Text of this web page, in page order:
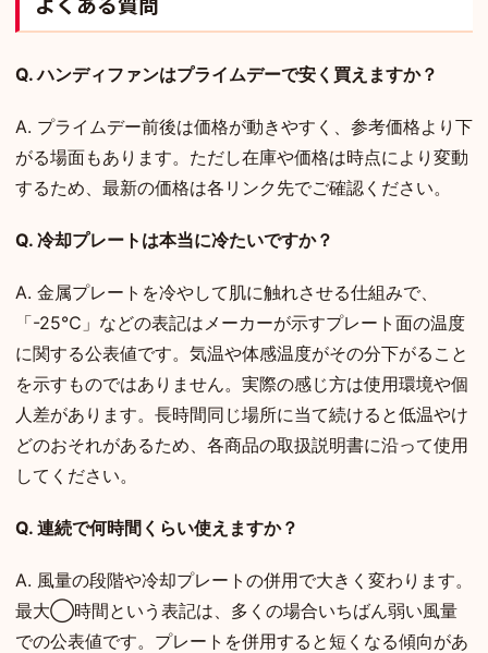
Q. ハンディファンはプライムデーで安く買えますか？
A. プライムデー前後は価格が動きやすく、参考価格より下
がる場面もあります。ただし在庫や価格は時点により変動
するため、最新の価格は各リンク先でご確認ください。
Q. 冷却プレートは本当に冷たいですか？
A. 金属プレートを冷やして肌に触れさせる仕組みで、
「-25℃」などの表記はメーカーが示すプレート面の温度
に関する公表値です。気温や体感温度がその分下がること
を示すものではありません。実際の感じ方は使用環境や個
人差があります。長時間同じ場所に当て続けると低温やけ
どのおそれがあるため、各商品の取扱説明書に沿って使用
してください。
Q. 連続で何時間くらい使えますか？
A. 風量の段階や冷却プレートの併用で大きく変わります。
最大◯時間という表記は、多くの場合いちばん弱い風量
での公表値です。プレートを併用すると短くなる傾向があ